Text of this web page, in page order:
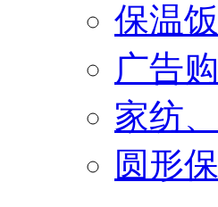
保温
广告
家纺
圆形